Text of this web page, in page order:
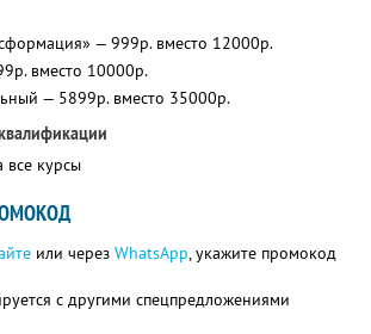
— 999р. вместо 12000р.
вместо 10000р.
— 5899р. вместо 35000р.
все курсы
или через WhatsApp, укажите промокод
с другими спецпредложениями